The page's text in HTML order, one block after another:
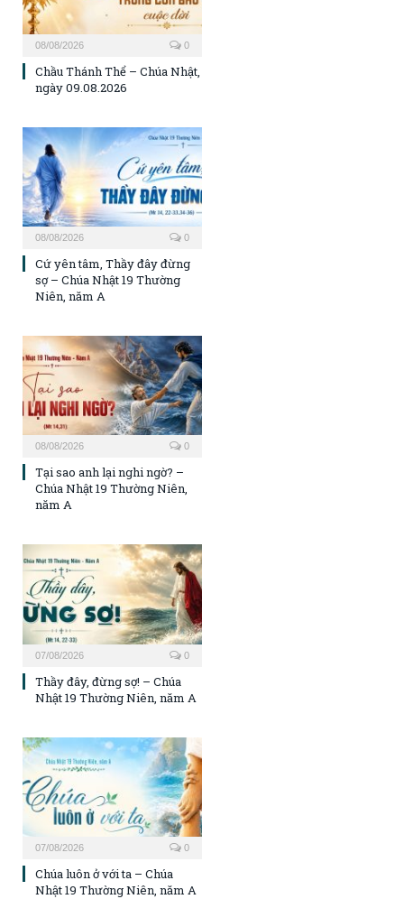
08/08/2026 0
Chầu Thánh Thể – Chúa Nhật,
ngày 09.08.2026
08/08/2026 0
Cứ yên tâm, Thầy đây đừng
sợ – Chúa Nhật 19 Thường
Niên, năm A
08/08/2026 0
Tại sao anh lại nghi ngờ? –
Chúa Nhật 19 Thường Niên,
năm A
07/08/2026 0
Thầy đây, đừng sợ! – Chúa
Nhật 19 Thường Niên, năm A
07/08/2026 0
Chúa luôn ở với ta – Chúa
Nhật 19 Thường Niên, năm A